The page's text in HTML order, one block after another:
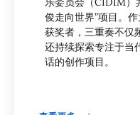
俊走向世界”项目。
获奖者，三重奏不仅
还持续探索专注于当
话的创作项目。